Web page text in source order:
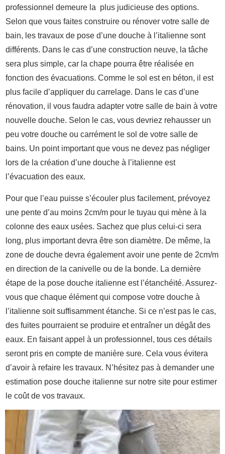
professionnel demeure la plus judicieuse des options.
Selon que vous faites construire ou rénover votre salle de
bain, les travaux de pose d’une douche à l’italienne sont
différents. Dans le cas d’une construction neuve, la tâche
sera plus simple, car la chape pourra être réalisée en
fonction des évacuations. Comme le sol est en béton, il est
plus facile d’appliquer du carrelage. Dans le cas d’une
rénovation, il vous faudra adapter votre salle de bain à votre
nouvelle douche. Selon le cas, vous devriez rehausser un
peu votre douche ou carrément le sol de votre salle de
bains. Un point important que vous ne devez pas négliger
lors de la création d’une douche à l’italienne est
l’évacuation des eaux.
Pour que l’eau puisse s’écouler plus facilement, prévoyez
une pente d’au moins 2cm/m pour le tuyau qui mène à la
colonne des eaux usées. Sachez que plus celui-ci sera
long, plus important devra être son diamètre. De même, la
zone de douche devra également avoir une pente de 2cm/m
en direction de la canivelle ou de la bonde. La dernière
étape de la pose douche italienne est l’étanchéité. Assurez-
vous que chaque élément qui compose votre douche à
l’italienne soit suffisamment étanche. Si ce n’est pas le cas,
des fuites pourraient se produire et entraîner un dégât des
eaux. En faisant appel à un professionnel, tous ces détails
seront pris en compte de manière sure. Cela vous évitera
d’avoir à refaire les travaux. N’hésitez pas à demander une
estimation pose douche italienne sur notre site pour estimer
le coût de vos travaux.